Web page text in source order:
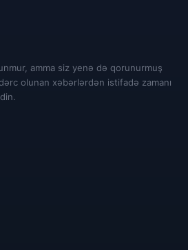
amma siz yenə də qorunurmuş
olunan xəbərlərdən istifadə zamanı